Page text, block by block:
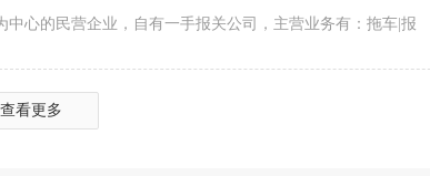
心的民营企业，自有一手报关公司，主营业务有：拖车|报
查看更多